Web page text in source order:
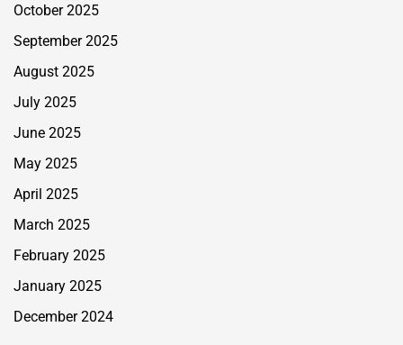
October 2025
September 2025
August 2025
July 2025
June 2025
May 2025
April 2025
March 2025
February 2025
January 2025
December 2024